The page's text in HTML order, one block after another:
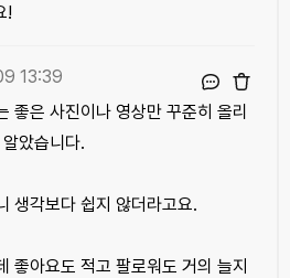
!
13:39
좋은 사진이나 영상만 꾸준히 올리
았습니다.
생각보다 쉽지 않더라고요.
좋아요도 적고 팔로워도 거의 늘지